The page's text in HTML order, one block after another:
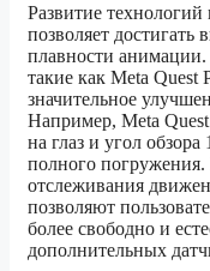
Развитие
позволяет достигать
плавности
такие как Meta
значительное
Например, Meta
на глаз и угол обзора
полного
отслеживания
позволяют
более свободно и
дополнительных